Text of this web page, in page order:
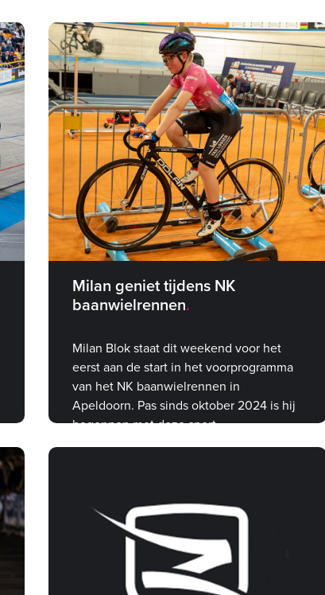
Milan geniet tijdens NK
baanwielrennen
Milan Blok staat dit weekend voor het
eerst aan de start in het voorprogramma
van het NK baanwielrennen in
Apeldoorn. Pas sinds oktober 2024 is hij
begonnen met deze sport